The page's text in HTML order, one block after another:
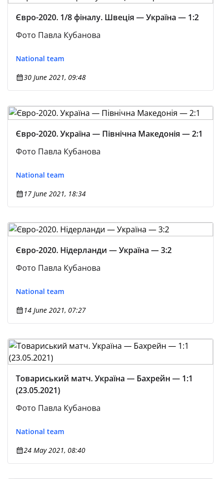
Євро-2020. 1/8 фіналу. Швеція — Україна — 1:2
Фото Павла Кубанова
National team
30 June 2021, 09:48
Євро-2020. Україна — Північна Македонія — 2:1
Фото Павла Кубанова
National team
17 June 2021, 18:34
Євро-2020. Нідерланди — Україна — 3:2
Фото Павла Кубанова
National team
14 June 2021, 07:27
Товариський матч. Україна — Бахрейн — 1:1
(23.05.2021)
Фото Павла Кубанова
National team
24 May 2021, 08:40